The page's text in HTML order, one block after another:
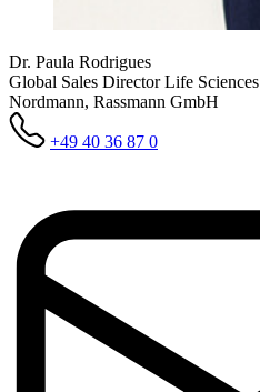
Dr. Paula Rodrigues
Global Sales Director Life Sciences
Nordmann, Rassmann GmbH
+49 40 36 87 0